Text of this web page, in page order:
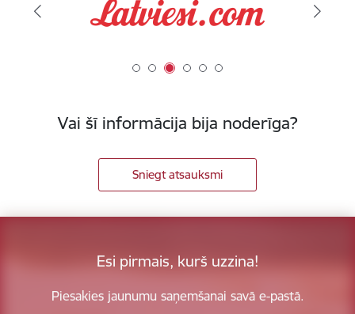
Vai šī informācija bija noderīga?
Sniegt atsauksmi
Esi pirmais, kurš uzzina!
Piesakies jaunumu saņemšanai savā e-pastā.